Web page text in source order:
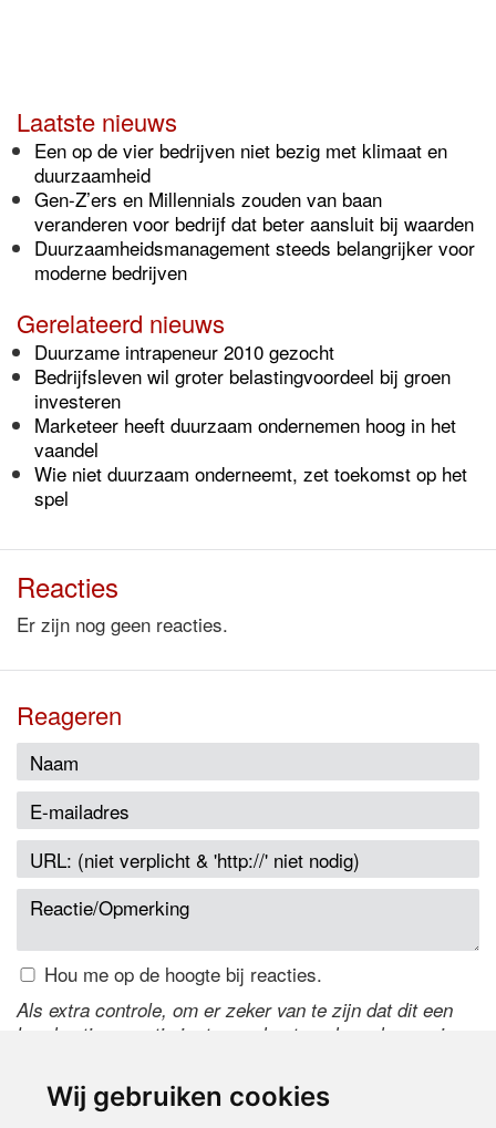
Wij gebruiken cookies
Laatste nieuws
Een op de vier bedrijven niet bezig met klimaat en
duurzaamheid
Gen-Z’ers en Millennials zouden van baan
veranderen voor bedrijf dat beter aansluit bij waarden
Duurzaamheidsmanagement steeds belangrijker voor
moderne bedrijven
Gerelateerd nieuws
Duurzame intrapeneur 2010 gezocht
Bedrijfsleven wil groter belastingvoordeel bij groen
investeren
Marketeer heeft duurzaam ondernemen hoog in het
vaandel
Wie niet duurzaam onderneemt, zet toekomst op het
spel
Reacties
Er zijn nog geen reacties.
Reageren
Hou me op de hoogte bij reacties.
Als extra controle, om er zeker van te zijn dat dit een
handmatige reactie is, typ onderstaande code over in
de code te wijzigen.